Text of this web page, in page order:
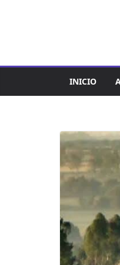
INICIO